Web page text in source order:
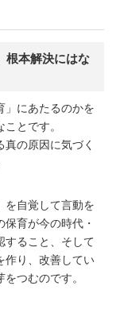
根本解決にはな
」にあたるのかを
とです。
の原因に気づく
を自覚して言動を
育が今の時代・
すること、そして
作り、改善してい
つむのです。